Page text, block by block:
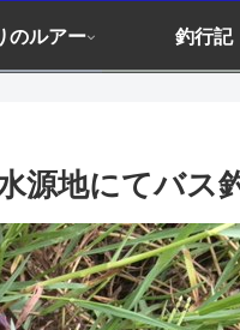
のルアー 釣行記
源地にてバス